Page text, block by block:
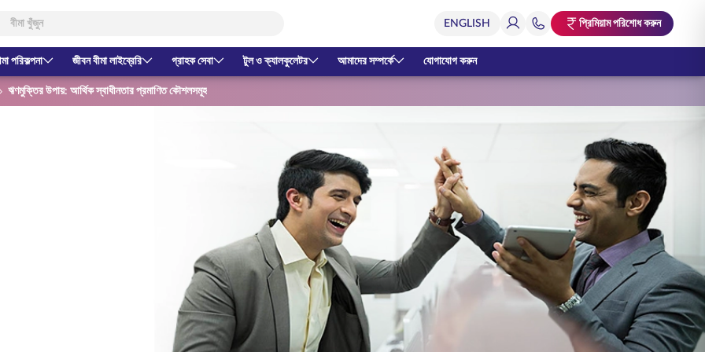
প্রিমিয়াম পরিশোধ করুন
পরিকল্পনা জীবন বীমা লাইব্রেরি গ্রাহক সেবা টুল ও ক্যালকুলেটর আমাদের সম্পর্কে যোগাযোগ করুন
ঋণমুক্তির উপায়: আর্থিক স্বাধীনতার প্রমাণিত কৌশলসমূহ